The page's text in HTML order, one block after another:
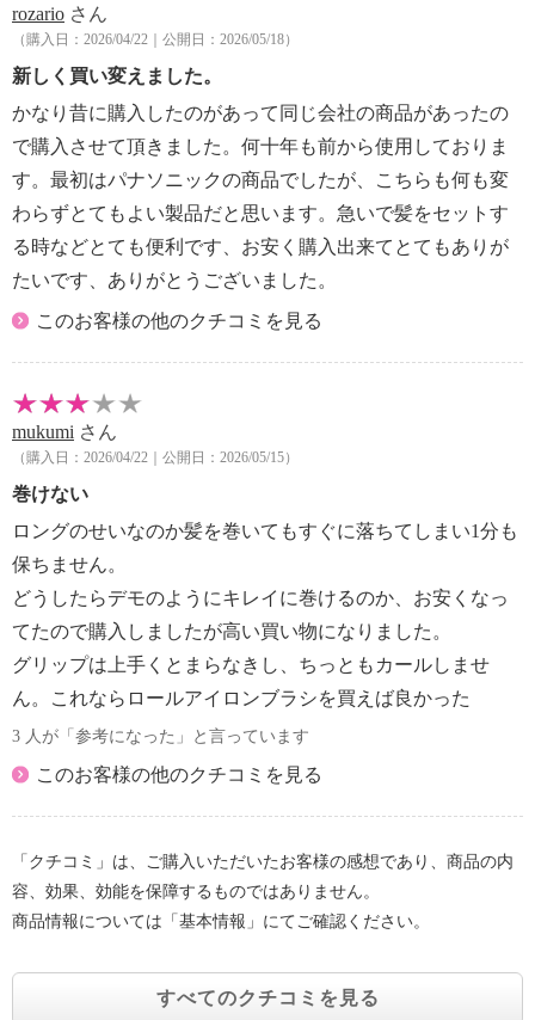
※硬毛、毛量の多い方、縮毛矯正をおかけの方はカ
ールがつきにくい場合がある。そのような場合は巻き
時間や毛量を調整して使用する。
【メンテナンス】
※詳細は取扱説明書参照
・必ず電源プラグをコンセントから抜き、本体及びカ
ーラーが冷めてからお手入れする。
・お手入れの際は、シンナー、ベンジンなどは絶対に
使用しない。
・カーラーやカーラー差し込み口に汚れが付着しない
ように定期的にお手入れをする。
＜本体・クリップ＞
・本体は絶対に水洗いしない。
＜カーラー＞
・表面の汚れは、乾いた布でふき取る。洗剤は使わな
い。
・絶対に水洗いしない。
・ぬるま湯を含ませ、しっかり絞った布で拭き取り、
通気性の良い所に保管する。
・拭き取りの際は、ベンジンやシンナー類は使わな
い。
【使用上の注意】
・カーラースタンドのカーラー差し込み口にヘアピン
等の金属類を入れない。
の近くで使用しない。
・単相１００‐２４０ＶＡＣ以外では使用しない。
・使用時以外は電源プラグをコンセントから抜く。
・電源プラグを抜くときは、電源コードを持たずに必
ず先端の電源プラグを持って引き抜く。
rozario さん
（購入日：2026/04/22｜公開日：2026/05/18）
新しく買い変えました。
かなり昔に購入したのがあって同じ会社の商品があったの
で購入させて頂きました。何十年も前から使用しておりま
す。最初はパナソニックの商品でしたが、こちらも何も変
わらずとてもよい製品だと思います。急いで髪をセットす
る時などとても便利です、お安く購入出来てとてもありが
たいです、ありがとうございました。
このお客様の他のクチコミを見る
mukumi さん
（購入日：2026/04/22｜公開日：2026/05/15）
巻けない
ロングのせいなのか髪を巻いてもすぐに落ちてしまい1分も
保ちません。
どうしたらデモのようにキレイに巻けるのか、お安くなっ
てたので購入しましたが高い買い物になりました。
グリップは上手くとまらなきし、ちっともカールしませ
ん。これならロールアイロンブラシを買えば良かった
3 人が「参考になった」と言っています
このお客様の他のクチコミを見る
「クチコミ」は、ご購入いただいたお客様の感想であり、商品の内
容、効果、効能を保障するものではありません。
商品情報については「基本情報」にてご確認ください。
すべてのクチコミを見る